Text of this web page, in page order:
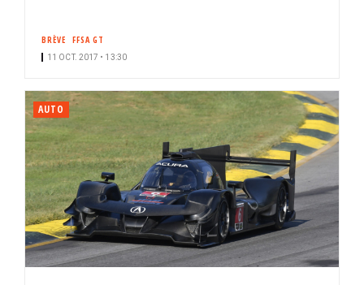
BRÈVE FFSA GT
11 OCT. 2017 • 13:30
AUTO